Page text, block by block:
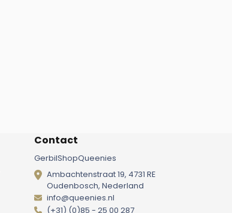
Contact
GerbilShopQueenies
Ambachtenstraat 19, 4731 RE
Oudenbosch, Nederland
info@queenies.nl
(+31) (0)85 - 25 00 287